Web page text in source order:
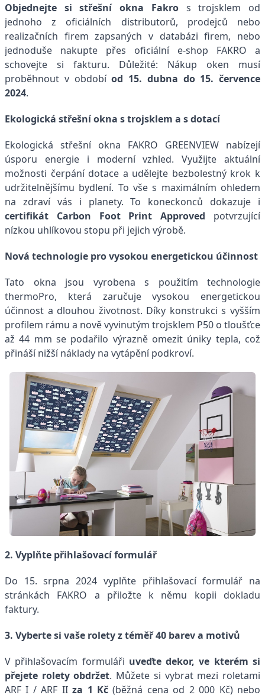
Objednejte si střešní okna Fakros trojsklem od
jednoho z oficiálních distributorů, prodejců nebo
realizačních firem zapsaných v databázi firem, nebo
jednoduše nakupte přes oficiální e-shop FAKRO a
schovejte si fakturu. Důležité: Nákup oken musí
proběhnout v obdobíod 15. dubna do 15. července
2024.
Ekologická střešní okna s trojsklem a s dotací
Ekologická střešní okna FAKRO GREENVIEW nabízejí
úsporu energie i moderní vzhled. Využijte aktuální
možnosti čerpání dotace a udělejte bezbolestný krok k
udržitelnějšímu bydlení. To vše s maximálním ohledem
na zdraví vás i planety. To koneckonců dokazuje i
certiﬁkát Carbon Foot Print Approved potvrzující
nízkou uhlíkovou stopu při jejich výrobě.
Nová technologie pro vysokou energetickou účinnost
Tato okna jsou vyrobena s použitím technologie
thermoPro, která zaručuje vysokou energetickou
účinnost a dlouhou životnost. Díky konstrukci s vyšším
profilem rámu a nově vyvinutým trojsklem P50 o tloušťce
až 44 mm se podařilo výrazně omezit úniky tepla, což
přináší nižší náklady na vytápění podkroví.
2. Vyplňte přihlašovací formulář
Do 15. srpna 2024 vyplňte přihlašovací formulář na
stránkách FAKRO a přiložte k němu kopii dokladu
faktury.
3. Vyberte si vaše rolety z téměř 40 barev a motivů
V přihlašovacím formuláři uveďte dekor, ve kterém si
přejete rolety obdržet. Můžete si vybrat mezi roletami
ARF I / ARF II za 1 Kč (běžná cena od 2 000 Kč) nebo